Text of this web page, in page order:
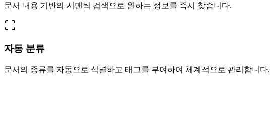
문서 내용 기반의 시맨틱 검색으로 원하는 정보를 즉시 찾습니다.
자동 분류
문서의 종류를 자동으로 식별하고 태그를 부여하여 체계적으로 관리합니다.